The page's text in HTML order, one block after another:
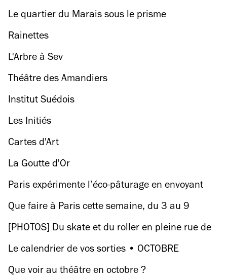
Le quartier du Marais sous le prisme
d’Instagram
Rainettes
L'Arbre à Sev
Théâtre des Amandiers
Institut Suédois
Les Initiés
Cartes d'Art
La Goutte d'Or
Paris expérimente l’éco-pâturage en envoyant
des moutons aux abords du périph
Que faire à Paris cette semaine, du 3 au 9
octobre ?
[PHOTOS] Du skate et du roller en pleine rue de
Ménilmontant
Le calendrier de vos sorties • OCTOBRE
Que voir au théâtre en octobre ?